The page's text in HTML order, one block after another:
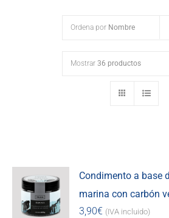
Ordena por Nombre
Mostrar 36 productos
Condimento a base
marina con carbón
3,90€ (IVA incluido)